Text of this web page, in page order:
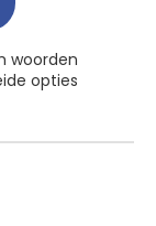
woorden
opties